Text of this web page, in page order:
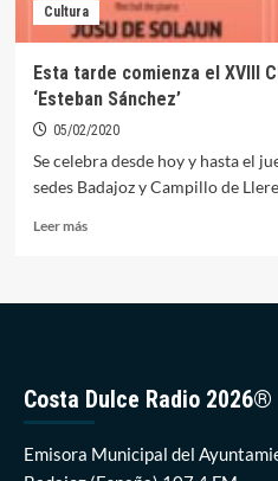
Cultura
Esta tarde comienza el XVIII
‘Esteban Sánchez’
05/02/2020
Se celebra desde hoy y hasta el
sedes Badajoz y Campillo de
Leer másLeer
Ciclo
de
Conciertos
Costa Dulce Radio 2026®
Emisora Municipal del